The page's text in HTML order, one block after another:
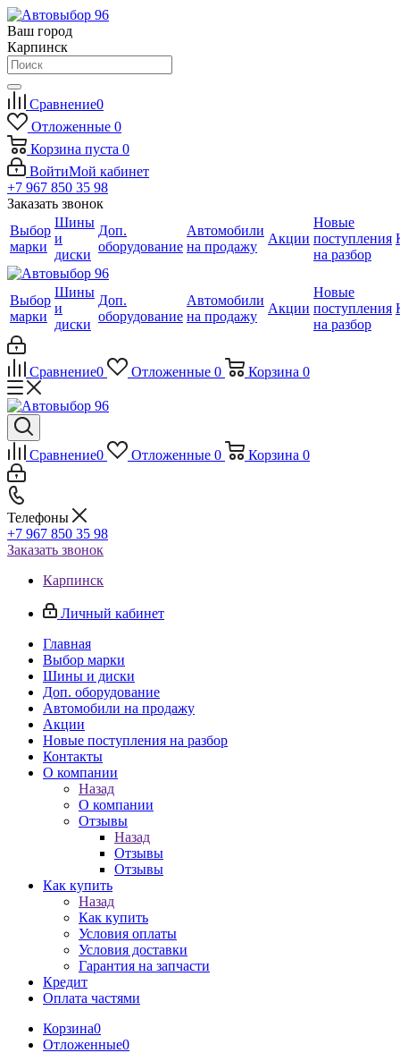
Ваш город
Карпинск
Сравнение0
Отложенные 0
Корзина пуста 0
ВойтиМой кабинет
+7 967 850 35 98
Заказать звонок
Выбор
марки
Шины
и
диски
Доп.
оборудование
Автомобили
на продажу
Акции
Новые
поступления
на разбор
Выбор
марки
Шины
и
диски
Доп.
оборудование
Автомобили
на продажу
Акции
Новые
поступления
на разбор
Сравнение0 Отложенные 0 Корзина 0
Сравнение0 Отложенные 0 Корзина 0
Телефоны
+7 967 850 35 98
Заказать звонок
Карпинск
Личный кабинет
Главная
Выбор марки
Шины и диски
Доп. оборудование
Автомобили на продажу
Акции
Новые поступления на разбор
Контакты
О компании
Назад
О компании
Отзывы
Назад
Отзывы
Отзывы
Как купить
Назад
Как купить
Условия оплаты
Условия доставки
Гарантия на запчасти
Кредит
Оплата частями
Корзина0
Отложенные0